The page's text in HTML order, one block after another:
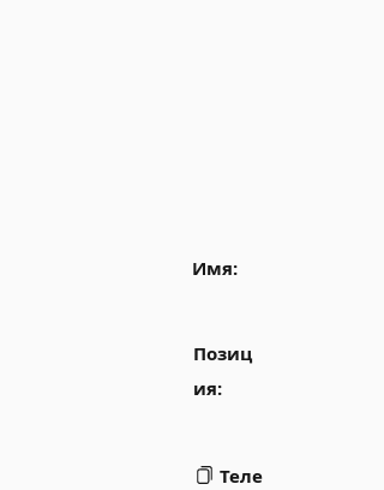
Имя:
Позиц
ия:
Теле